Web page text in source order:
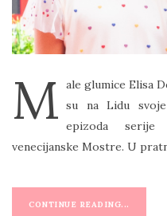
M ale glumice Elisa
su na Lidu
epizoda serije
venecijanske Mostre. U
CONTINUE READING...